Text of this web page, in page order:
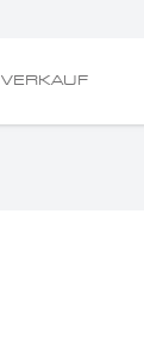
VERKAUF